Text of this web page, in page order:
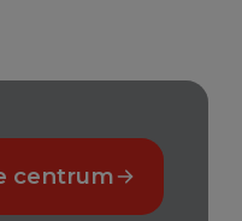
centrum